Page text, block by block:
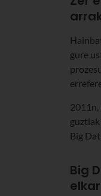
gure
2011n,
Big
Big